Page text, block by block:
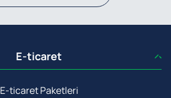
E-ticaret
E-ticaret Paketleri